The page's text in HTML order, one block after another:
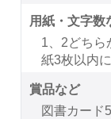
用紙・文字数
1、2どちら
紙3枚以内
賞品など
図書カード